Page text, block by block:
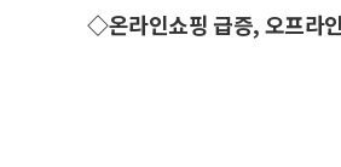
◇온라인쇼핑 급증, 오프라